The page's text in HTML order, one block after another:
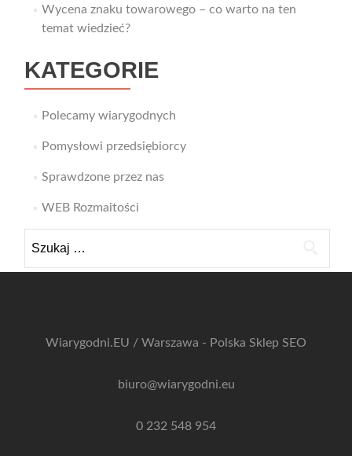
Wycena znaku towarowego – co warto na ten
temat wiedzieć?
KATEGORIE
Polecamy wiarygodnych
Pomysłowi przedsiębiorcy
Sprawdzone przez nas
WEB Rozmaitości
Wiarygodni.EU / Warszawa - Polska Sklep SEO
biuro@wiarygodni.eu
0 232 548 954